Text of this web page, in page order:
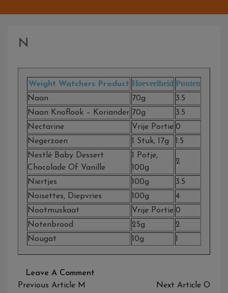
N
Weight Watchers Product Hoeveelheid Punten
Naan 70g
3.5
Naan Knoflook – Koriander 70g
3.5
Nectarine
Vrije Portie 0
Negerzoen
1 Stuk, 17g
1.5
Nestlé Baby Dessert
Chocolade Of Vanille
1 Potje,
100g
2
Niertjes 100g
3.5
Noisettes, Diepvries
100g
4
Nootmuskaat
Vrije Portie 0
Notenbrood
25g
2
Nougat
10g 1
Leave A Comment
Bericht
Previous Article M Next Article O